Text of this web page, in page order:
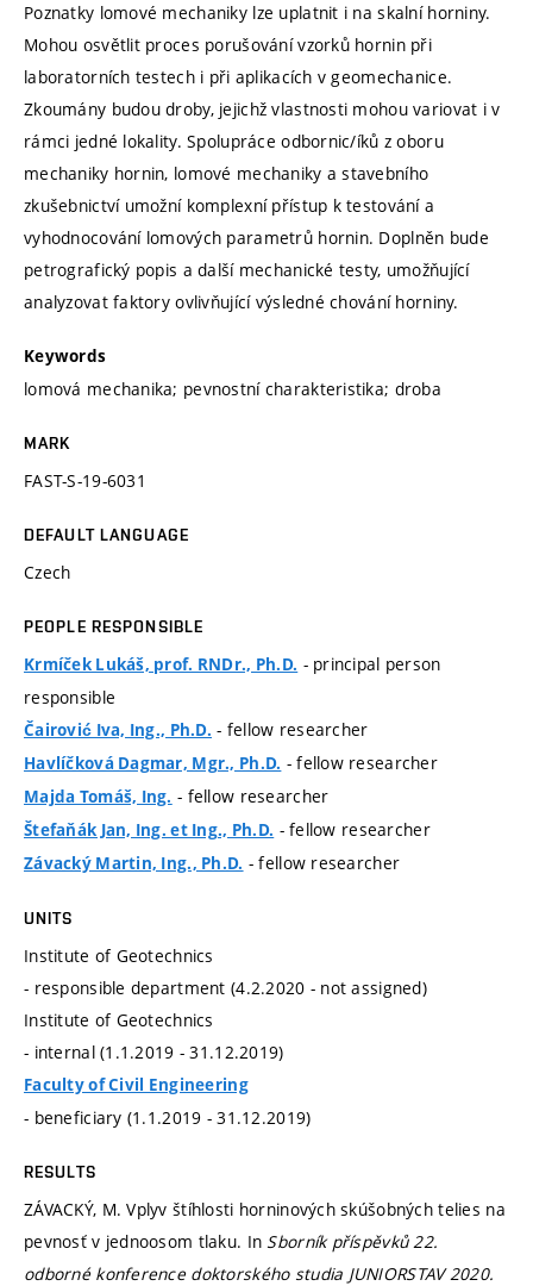
Poznatky lomové mechaniky lze uplatnit i na skalní horniny.
Mohou osvětlit proces porušování vzorků hornin při
laboratorních testech i při aplikacích v geomechanice.
Zkoumány budou droby, jejichž vlastnosti mohou variovat i v
rámci jedné lokality. Spolupráce odbornic/íků z oboru
mechaniky hornin, lomové mechaniky a stavebního
zkušebnictví umožní komplexní přístup k testování a
vyhodnocování lomových parametrů hornin. Doplněn bude
petrografický popis a další mechanické testy, umožňující
analyzovat faktory ovlivňující výsledné chování horniny.
Keywords
lomová mechanika; pevnostní charakteristika; droba
MARK
FAST-S-19-6031
DEFAULT LANGUAGE
Czech
PEOPLE RESPONSIBLE
Krmíček Lukáš, prof. RNDr., Ph.D. - principal person
responsible
Čairović Iva, Ing., Ph.D. - fellow researcher
Havlíčková Dagmar, Mgr., Ph.D. - fellow researcher
Majda Tomáš, Ing. - fellow researcher
Štefaňák Jan, Ing. et Ing., Ph.D. - fellow researcher
Závacký Martin, Ing., Ph.D. - fellow researcher
UNITS
Institute of Geotechnics
- responsible department (4.2.2020 - not assigned)
Institute of Geotechnics
- internal (1.1.2019 - 31.12.2019)
Faculty of Civil Engineering
- beneficiary (1.1.2019 - 31.12.2019)
RESULTS
ZÁVACKÝ, M. Vplyv štíhlosti horninových skúšobných telies na
pevnosť v jednoosom tlaku. In Sborník příspěvků 22.
odborné konference doktorského studia JUNIORSTAV 2020.